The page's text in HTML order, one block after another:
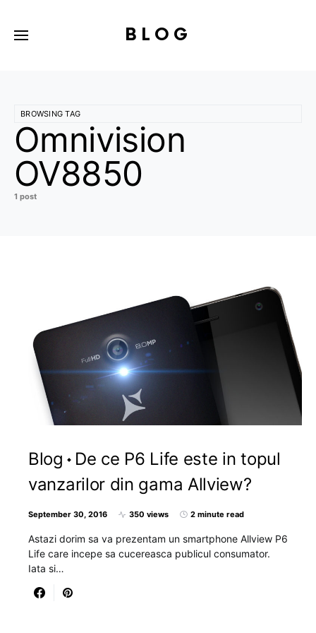
BLOG
BROWSING TAG
Omnivision
OV8850
1 post
Blog
De ce P6 Life este in topul
vanzarilor din gama Allview?
September 30, 2016 350 views 2 minute read
Astazi dorim sa va prezentam un smartphone Allview P6
Life care incepe sa cucereasca publicul consumator.
Iata si…